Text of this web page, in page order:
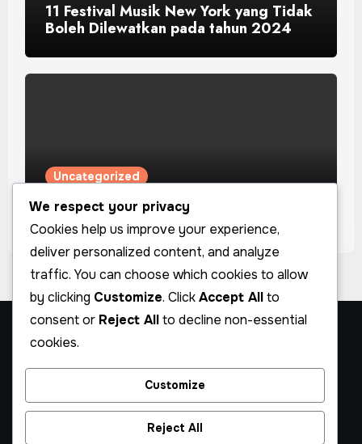
11 Festival Musik New York yang Tidak
Boleh Dilewatkan pada tahun 2024
Uncategorized
Sorotan Artis Pertama Kami – Nory
Stars in Coma – Musik
Alternatif & Indie Pop
Musik Indie Pop dengan Sentuhan Eksperimental
We respect your privacy
Cookies help us improve your experience,
deliver personalized content, and analyze
traffic. You can choose which cookies to allow
by clicking Customize. ClickAccept Allto
consent or Reject Allto decline non-essential
cookies.
Customize
Reject All